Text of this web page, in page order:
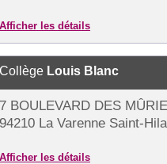
Afficher les détails
Collège Louis Blanc
7 BOULEVARD DES
94210 La Varenne Saint-
Afficher les détails